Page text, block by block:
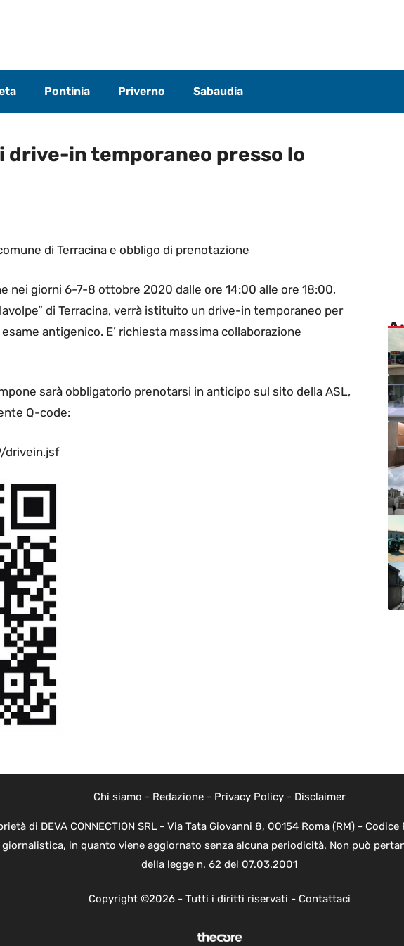
Pontinia Priverno Sabaudia
drive-in temporaneo presso lo
di Terracina e obbligo di prenotazione
nei giorni 6-7-8 ottobre 2020 dalle ore 14:00 alle ore 18:00,
di Terracina, verrà istituito un drive-in temporaneo per
antigenico. E’ richiesta massima collaborazione
sarà obbligatorio prenotarsi in anticipo sul sito della ASL,
Q-code:
drivein.jsf
Chi siamo - Redazione- Privacy Policy- Disclaimer
di DEVA CONNECTION SRL - Via Tata Giovanni 8, 00154 Roma (RM) -
in quanto viene aggiornato senza alcuna periodicità. Non può
della legge n. 62 del 07.03.2001
Copyright ©2026 - Tutti i diritti riservati - Contattaci